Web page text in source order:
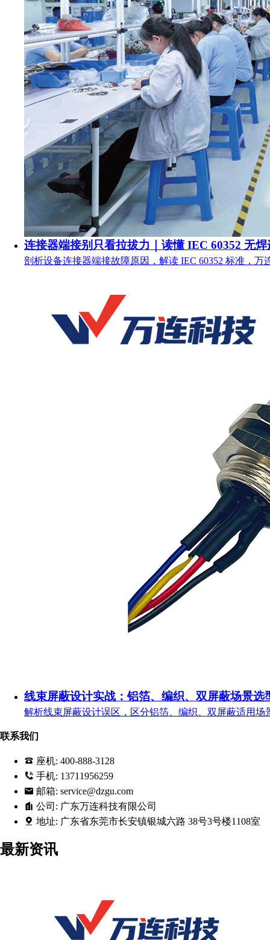
连接器端接别只看拉拔力｜读懂 IEC 60352 无
剖析设备连接器端接故障原因，解读 IEC 60352 标准，
线束屏蔽设计实战：铝箔、编织、双屏蔽场景选
解析线束屏蔽设计误区，区分铝箔、编织、双屏蔽适用
联系我们
座机: 400-888-3128
手机: 13711956259
邮箱: service@dzgu.com
公司: 广东万连科技有限公司
地址: 广东省东莞市长安镇银城六路 38号3号楼1108室
最新资讯